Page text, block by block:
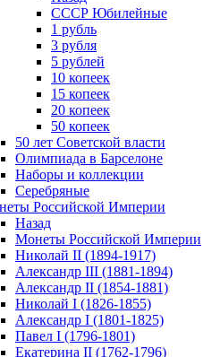
СССР Юбилейные
1 рубль
3 рубля
5 рублей
10 копеек
15 копеек
20 копеек
50 копеек
50 лет Советской власти
Олимпиада в Барселоне
Наборы и коллекции
Серебряные
Российской Империи
Назад
Монеты Российской Империи
Николай II (1894-1917)
Александр III (1881-1894)
Александр II (1854-1881)
Николай I (1826-1855)
Александр I (1801-1825)
Павел I (1796-1801)
Екатерина II (1762-1796)